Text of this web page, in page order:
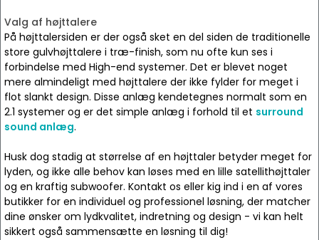
Valg af højttalere
På højttalersiden er der også sket en del siden de traditionelle
store gulvhøjttalere i træ-finish, som nu ofte kun ses i
forbindelse med High-end systemer. Det er blevet noget
mere almindeligt med højttalere der ikke fylder for meget i
flot slankt design. Disse anlæg kendetegnes normalt som en
2.1 systemer og er det simple anlæg i forhold til et surround
sound anlæg.
Husk dog stadig at størrelse af en højttaler betyder meget for
lyden, og ikke alle behov kan løses med en lille satellithøjttaler
og en kraftig subwoofer. Kontakt os eller kig ind i en af vores
butikker for en individuel og professionel løsning, der matcher
dine ønsker om lydkvalitet, indretning og design - vi kan helt
sikkert også sammensætte en løsning til dig!